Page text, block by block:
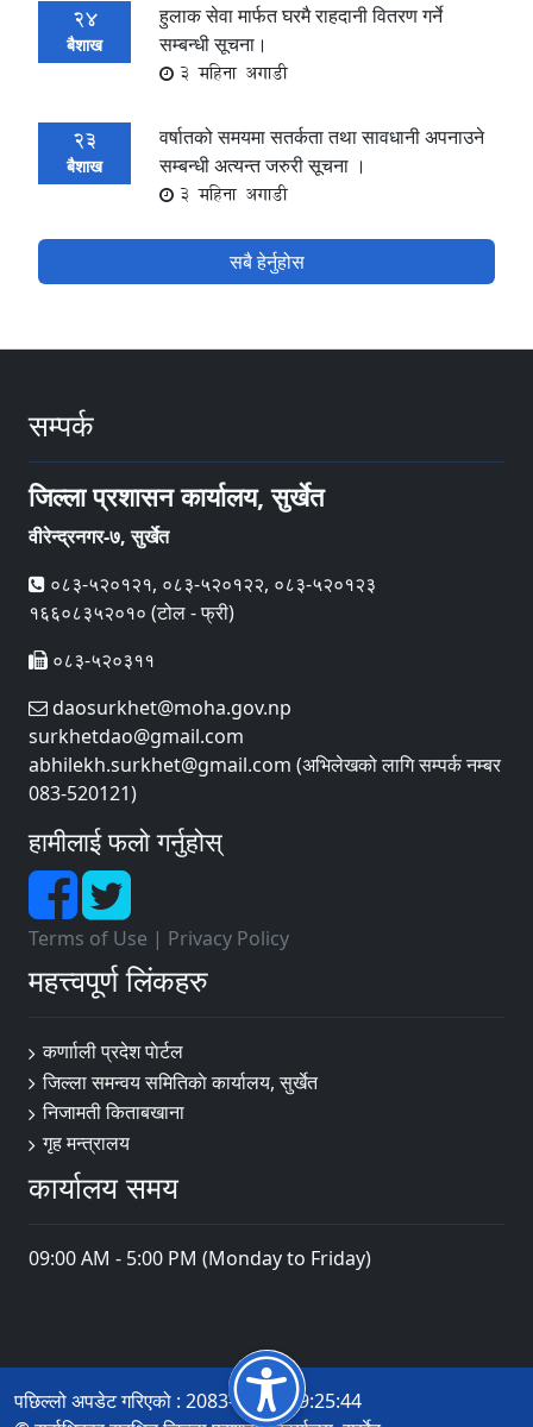
24
बैशाख
हुलाक सेवा मार्फत घरमै राहदानी वितरण गर्ने
सम्बन्धी सूचना।
3 महिना अगाडी
23
बैशाख
वर्षातको समयमा सतर्कता तथा सावधानी अपनाउने
सम्बन्धी अत्यन्त जरुरी सूचना ।
3 महिना अगाडी
सबै हेर्नुहोस
सम्पर्क
जिल्ला प्रशासन कार्यालय, सुर्खेत
वीरेन्द्रनगर-७, सुर्खेत
०८३-५२०१२१, ०८३-५२०१२२, ०८३-५२०१२३
१६६०८३५२०१० (टोल - फ्री)
०८३-५२०३११
daosurkhet@moha.gov.np
surkhetdao@gmail.com
abhilekh.surkhet@gmail.com (अभिलेखको लागि सम्पर्क नम्बर
083-520121)
हामीलाई फलो गर्नुहोस्
Terms of Use | Privacy Policy
महत्त्वपूर्ण लिंकहरु
कर्णााली प्रदेश पाेर्टल
जिल्ला समन्वय समितिकाे कार्यालय, सुर्खेत
निजामती किताबखाना
गृह मन्त्रालय
कार्यालय समय
09:00 AM - 5:00 PM (Monday to Friday)
पछिल्लो अपडेट गरिएको : 2083-04-19 09:25:44